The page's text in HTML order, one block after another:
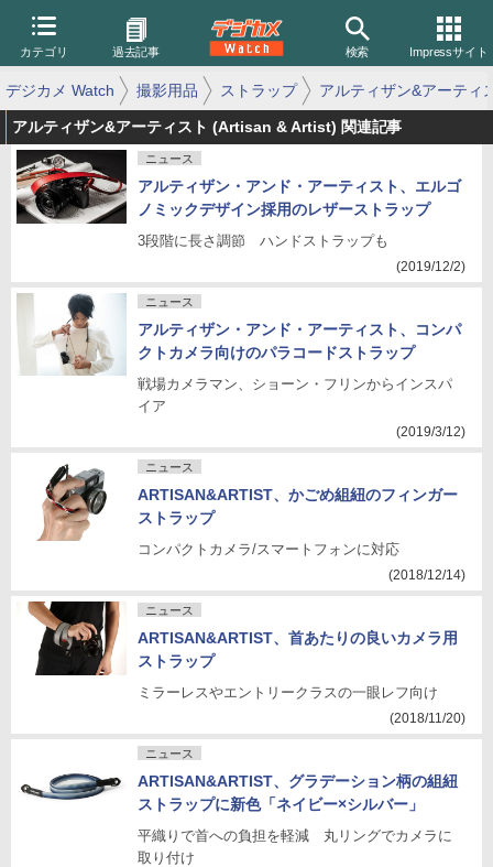
カテゴリ 過去記事 検索 Impressサイト
デジカメ Watch 撮影用品 ストラップ アルティザン&アーティ
アルティザン&アーティスト (Artisan & Artist) 関連記事
ニュース
アルティザン・アンド・アーティスト、エルゴ
ノミックデザイン採用のレザーストラップ
3段階に長さ調節 ハンドストラップも
(2019/12/2)
ニュース
アルティザン・アンド・アーティスト、コンパ
クトカメラ向けのパラコードストラップ
戦場カメラマン、ショーン・フリンからインスパ
イア
(2019/3/12)
ニュース
ARTISAN&ARTIST、かごめ組紐のフィンガー
ストラップ
コンパクトカメラ/スマートフォンに対応
(2018/12/14)
ニュース
ARTISAN&ARTIST、首あたりの良いカメラ用
ストラップ
ミラーレスやエントリークラスの一眼レフ向け
(2018/11/20)
ニュース
ARTISAN&ARTIST、グラデーション柄の組紐
ストラップに新色「ネイビー×シルバー」
平織りで首への負担を軽減 丸リングでカメラに
取り付け